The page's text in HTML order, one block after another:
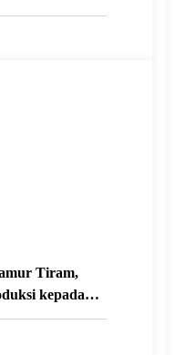
Herbal
Sungai
Tiram,
kepada